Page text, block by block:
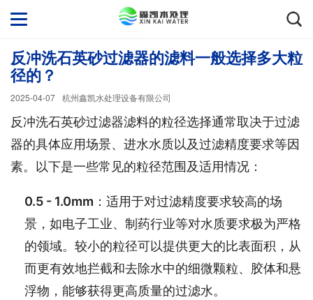
反冲洗石英砂过滤器的滤料一般选择多大粒
径的？
2025-04-07 杭州鑫凯水处理设备有限公司
反冲洗石英砂过滤器滤料的粒径选择通常取决于过滤
器的具体应用场景、进水水质以及过滤精度要求等因
素。以下是一些常见的粒径范围及适用情况：
0.5 - 1.0mm ：适用于对过滤精度要求较高的场
景，如电子工业、制药行业等对水质要求极为严格
的领域。较小的粒径可以提供更大的比表面积，从
而更有效地拦截和去除水中的细微颗粒、胶体和悬
浮物，能够获得更高质量的过滤水。